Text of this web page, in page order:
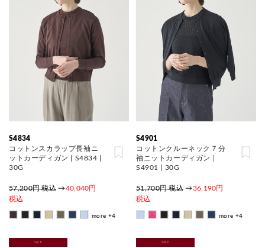
S4834
コットンスカラップ長袖ニ
ットカーディガン | S4834 |
30G
57,200円 税込 →40,040円
税込
more +4
S4901
コットンクルーネック７分
袖ニットカーディガン |
S4901 | 30G
51,700円 税込 →36,190円
税込
more +4
SALE SALE